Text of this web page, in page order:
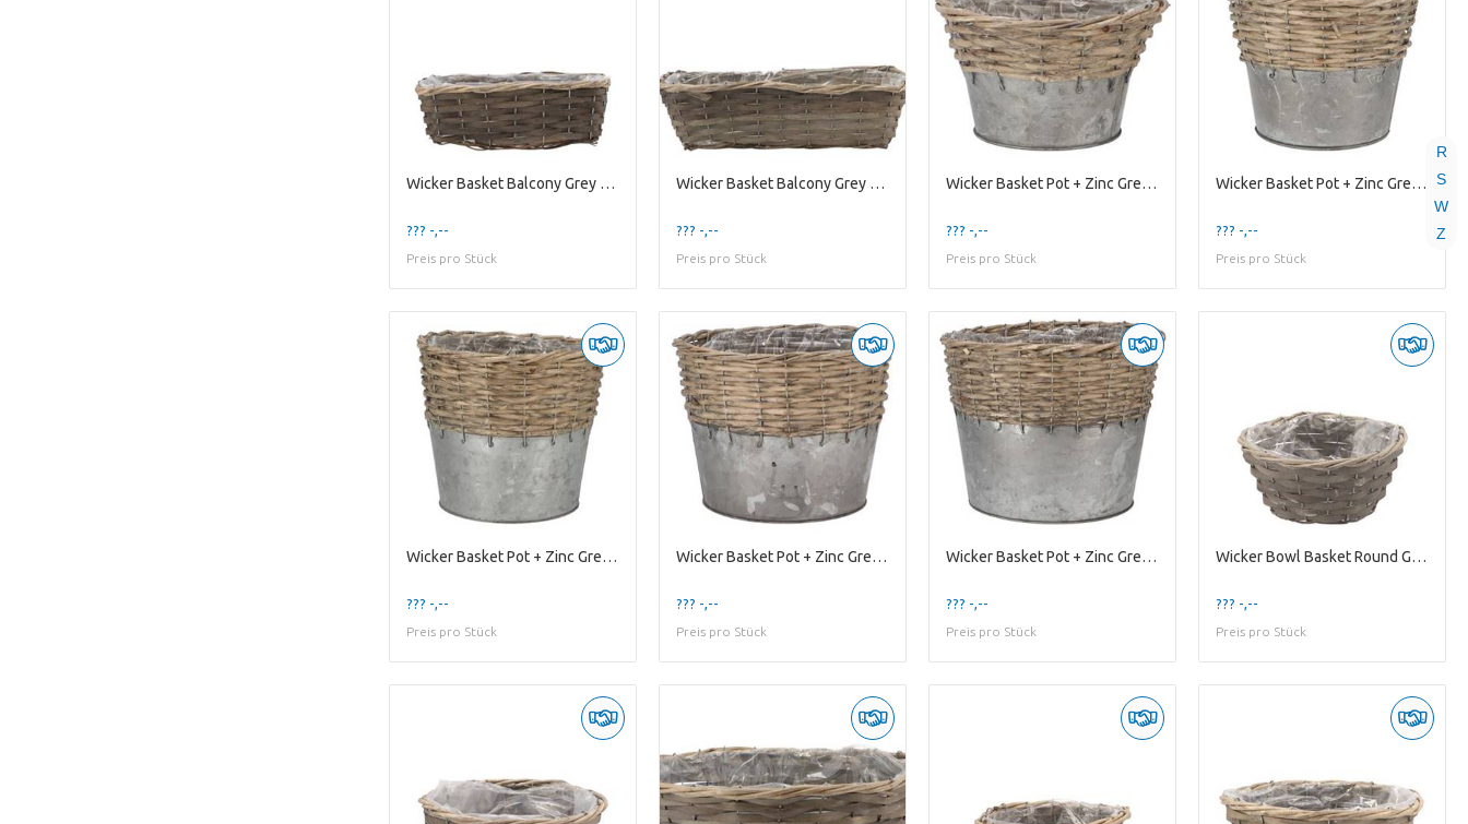
R
S
W
Z
Wicker Basket Balcony Grey 30x13x10cm
??? -,--
Preis pro Stück
Wicker Basket Balcony Grey 40x16x12cm
??? -,--
Preis pro Stück
Wicker Basket Pot + Zinc Grey 15x10cm
??? -,--
Preis pro Stück
Wicker Basket Pot + Zinc Grey 18x15cm
??? -,--
Preis pro Stück
Wicker Basket Pot + Zinc Grey 20x18cm
??? -,--
Preis pro Stück
Wicker Basket Pot + Zinc Grey 22x18cm
??? -,--
Preis pro Stück
Wicker Basket Pot + Zinc Grey 25x20cm
??? -,--
Preis pro Stück
Wicker Bowl Basket Round Grey 19x9cm
??? -,--
Preis pro Stück